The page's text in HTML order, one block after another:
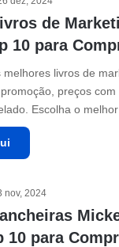
de
10 para
livros de
preços com
Escolha o
nov, 2024
10 para